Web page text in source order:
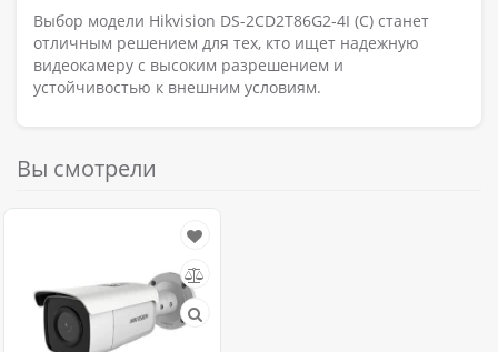
Выбор модели Hikvision DS-2CD2T86G2-4I (C) станет
отличным решением для тех, кто ищет надежную
видеокамеру с высоким разрешением и
устойчивостью к внешним условиям.
Вы смотрели